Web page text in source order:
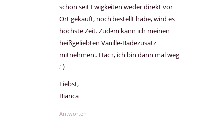
schon seit Ewigkeiten weder direkt vor
Ort gekauft, noch bestellt habe, wird es
höchste Zeit. Zudem kann ich meinen
heißgeliebten Vanille-Badezusatz
mitnehmen.. Hach, ich bin dann mal weg
;-)
Liebst,
Bianca
Antworten